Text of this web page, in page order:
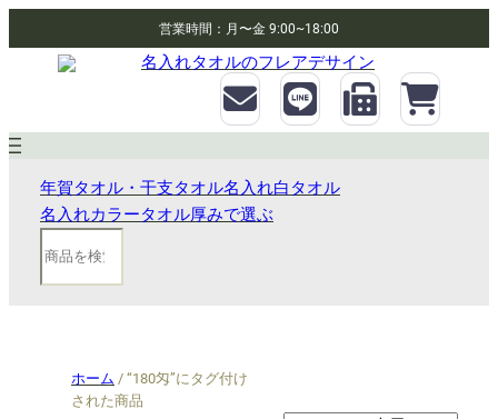
営業時間：月〜金 9:00~18:00
年賀タオル・干支タオル名入れ白タオル
名入れカラータオル厚みで選ぶ
索
ホーム / “180匁”にタグ付け
された商品